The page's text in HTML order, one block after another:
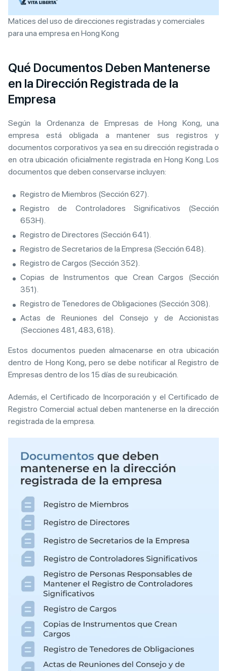
Matices del uso de direcciones registradas y comerciales
para una empresa en Hong Kong
Qué Documentos Deben Mantenerse
en la Dirección Registrada de la
Empresa
Según la Ordenanza de Empresas de Hong Kong, una
empresa está obligada a mantener sus registros y
documentos corporativos ya sea en su dirección registrada o
en otra ubicación oficialmente registrada en Hong Kong. Los
documentos que deben conservarse incluyen:
Registro de Miembros (Sección 627).
Registro de Controladores Significativos (Sección
653H).
Registro de Directores (Sección 641).
Registro de Secretarios de la Empresa (Sección 648).
Registro de Cargos (Sección 352).
Copias de Instrumentos que Crean Cargos (Sección
351).
Registro de Tenedores de Obligaciones (Sección 308).
Actas de Reuniones del Consejo y de Accionistas
(Secciones 481, 483, 618).
Estos documentos pueden almacenarse en otra ubicación
dentro de Hong Kong, pero se debe notificar al Registro de
Empresas dentro de los 15 días de su reubicación.
Además, el Certificado de Incorporación y el Certificado de
Registro Comercial actual deben mantenerse en la dirección
registrada de la empresa.